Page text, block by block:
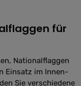
für
Nationalflaggen
Einsatz im Innen-
Sie verschiedene